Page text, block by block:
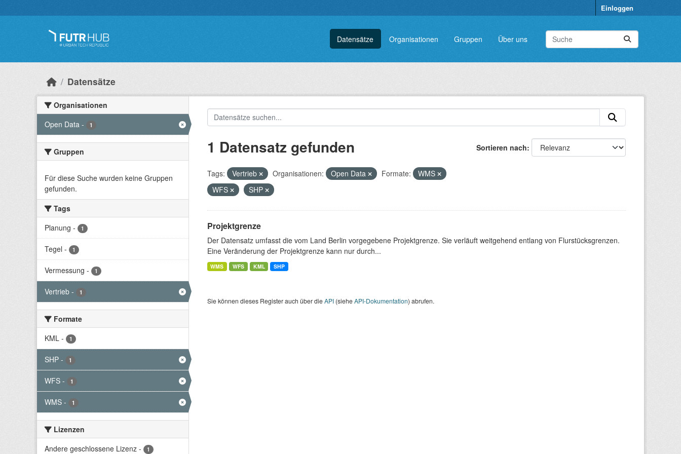
Einloggen
Datensätze Organisationen Gruppen Über uns
Datensätze
Organisationen
Open Data - 1
Gruppen
Für diese Suche wurden keine Gruppen
gefunden.
Tags
Planung - 1
Tegel - 1
Vermessung - 1
Vertrieb - 1
Formate
KML - 1
SHP - 1
WFS - 1
WMS - 1
Lizenzen
Andere geschlossene Lizenz - 1
Sortieren nach
1 Datensatz gefunden
Tags: Vertrieb Organisationen: Open Data Formate:
WMS
WFS
SHP
Projektgrenze
Der Datensatz umfasst die vom Land Berlin vorgegebene Projektgrenze. Sie verläuft weitgehend entlang von Flurstücksgrenzen.
Eine Veränderung der Projektgrenze kann nur durch...
WMS WFS KML SHP
Sie können dieses Register auch über dieAPI(sieheAPI-Dokumentation) abrufen.